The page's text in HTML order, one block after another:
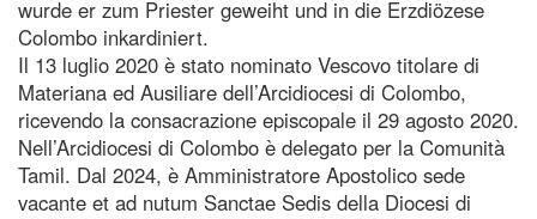
wurde er zum Priester geweiht und in die Erzdiözese
Colombo inkardiniert.
Il 13 luglio 2020 è stato nominato Vescovo titolare di
Materiana ed Ausiliare dell’Arcidiocesi di Colombo,
ricevendo la consacrazione episcopale il 29 agosto 2020.
Nell’Arcidiocesi di Colombo è delegato per la Comunità
Tamil. Dal 2024, è Amministratore Apostolico sede
vacante et ad nutum Sanctae Sedis della Diocesi di